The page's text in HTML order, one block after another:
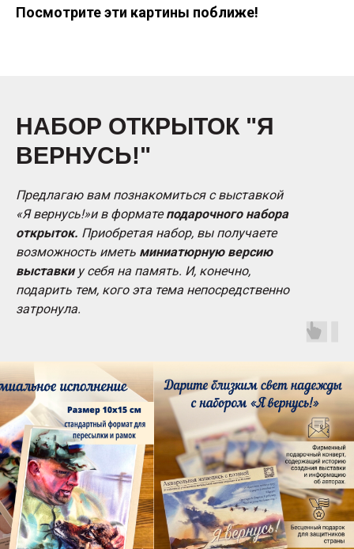
Посмотрите эти картины поближе!
НАБОР ОТКРЫТОК "Я
ВЕРНУСЬ!"
Предлагаю вам познакомиться с выставкой
«Я вернусь!»и в форматеподарочного набора
открыток. Приобретая набор, вы получаете
возможность иметь миниатюрную версию
выставкиу себя на память. И, конечно,
подарить тем, кого эта тема непосредственно
затронула.